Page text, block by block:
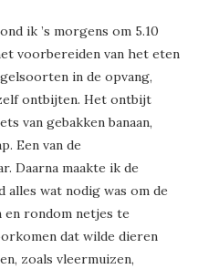
ik ’s morgens om 5.10
voorbereiden van het eten
in de opvang,
ontbijten. Het ontbijt
van gebakken banaan,
Een van de
Daarna maakte ik de
alles wat nodig was om de
rondom netjes te
dat wilde dieren
zoals vleermuizen,